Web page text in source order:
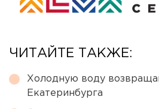
ЧИТАЙТЕ ТАКЖЕ:
Холодную воду
Екатеринбурга